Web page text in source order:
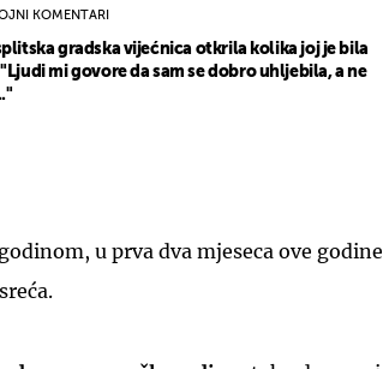
KOMENTARI
gradska vijećnica otkrila kolika joj je bila
mi govore da sam se dobro uhljebila, a ne
u prva dva mjeseca ove godine